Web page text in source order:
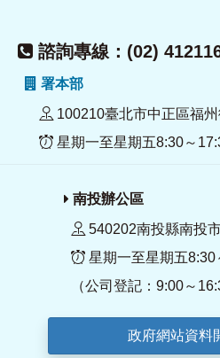
諮詢專線：(02)
署本部
100210臺北市中正區福
星期一至星期五8:30～
南投辦公區
540202南投縣南投
星期一至星期五
（公司登記：9:00～
政府網站資料